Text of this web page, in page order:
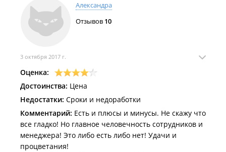
Александра
Отзывов 10
3 октября 2017 г.
Оценка:
Достоинства: Цена
Недостатки: Сроки и недоработки
Комментарий: Есть и плюсы и минусы. Не скажу что
все гладко! Но главное человечность сотрудников и
менеджера! Это либо есть либо нет! Удачи и
процветания!